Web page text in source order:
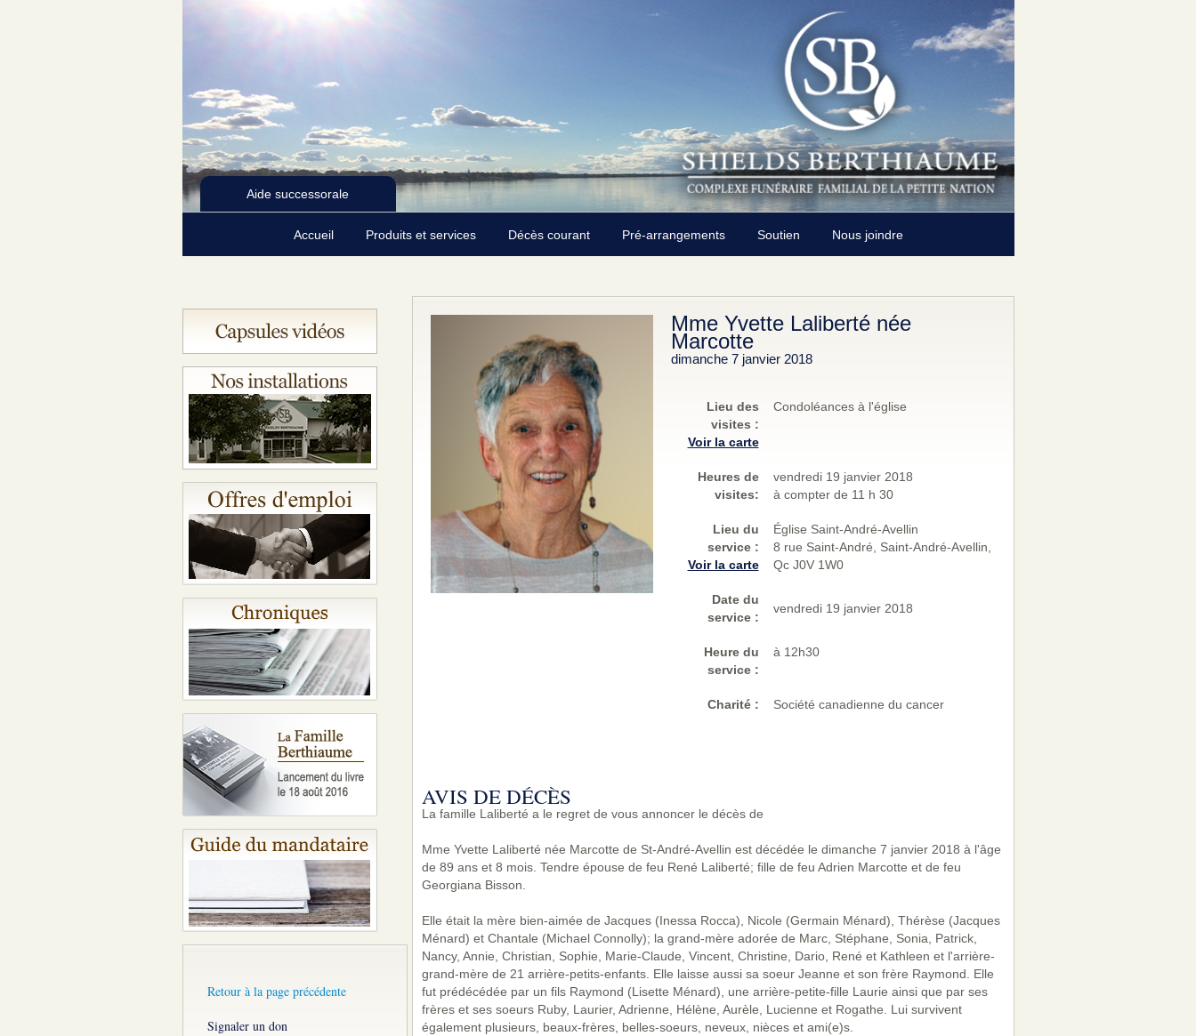
Aide successorale
Accueil Produits et services Décès courant Pré-arrangements Soutien Nous joindre
Retour à la page précédente
Signaler un don
Mme Yvette Laliberté née
Marcotte
dimanche 7 janvier 2018
Lieu des
visites :
Voir la carte
Condoléances à l'église
Heures de
visites:
vendredi 19 janvier 2018
à compter de 11 h 30
Lieu du
service :
Voir la carte
Église Saint-André-Avellin
8 rue Saint-André, Saint-André-Avellin,
Qc J0V 1W0
Date du
service :
vendredi 19 janvier 2018
Heure du
service :
à 12h30
Charité: Société canadienne du cancer
AVIS DE DÉCÈS
La famille Laliberté a le regret de vous annoncer le décès de
Mme Yvette Laliberté née Marcotte de St-André-Avellin est décédée le dimanche 7 janvier 2018 à l'âge
de 89 ans et 8 mois. Tendre épouse de feu René Laliberté; fille de feu Adrien Marcotte et de feu
Georgiana Bisson.
Elle était la mère bien-aimée de Jacques (Inessa Rocca), Nicole (Germain Ménard), Thérèse (Jacques
Ménard) et Chantale (Michael Connolly); la grand-mère adorée de Marc, Stéphane, Sonia, Patrick,
Nancy, Annie, Christian, Sophie, Marie-Claude, Vincent, Christine, Dario, René et Kathleen et l'arrière-
grand-mère de 21 arrière-petits-enfants. Elle laisse aussi sa soeur Jeanne et son frère Raymond. Elle
fut prédécédée par un fils Raymond (Lisette Ménard), une arrière-petite-fille Laurie ainsi que par ses
frères et ses soeurs Ruby, Laurier, Adrienne, Hélène, Aurèle, Lucienne et Rogathe. Lui survivent
également plusieurs, beaux-frères, belles-soeurs, neveux, nièces et ami(e)s.